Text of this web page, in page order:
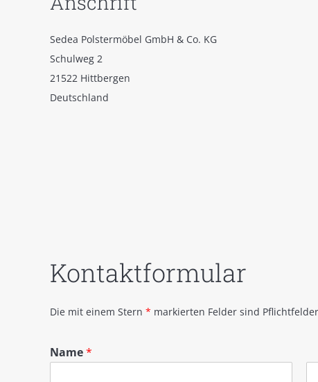
Sedea Polstermöbel GmbH & Co. KG
Schulweg 2
21522 Hittbergen
Deutschland
Kontaktformular
Die mit einem Stern * markierten Felder sind
Name*